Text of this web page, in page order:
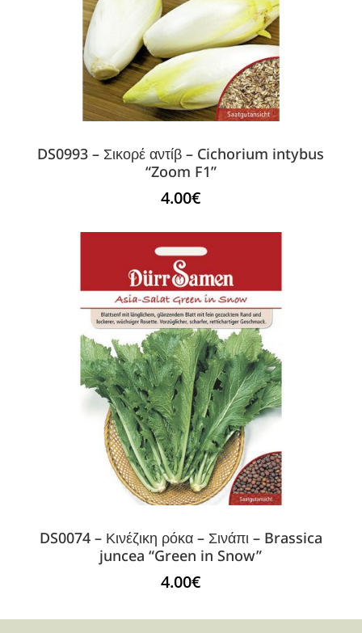
DS0993 – Σικορέ αντίβ – Cichorium intybus
“Zoom F1”
4.00€
DS0074 – Κινέζικη ρόκα – Σινάπι – Brassica
juncea “Green in Snow”
4.00€